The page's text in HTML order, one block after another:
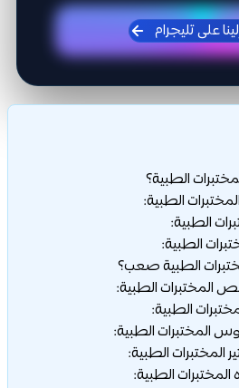
على تليجرام
الطبية؟
الطبية:
الطبية:
الطبية:
الطبية صعب؟
المختبرات الطبية: